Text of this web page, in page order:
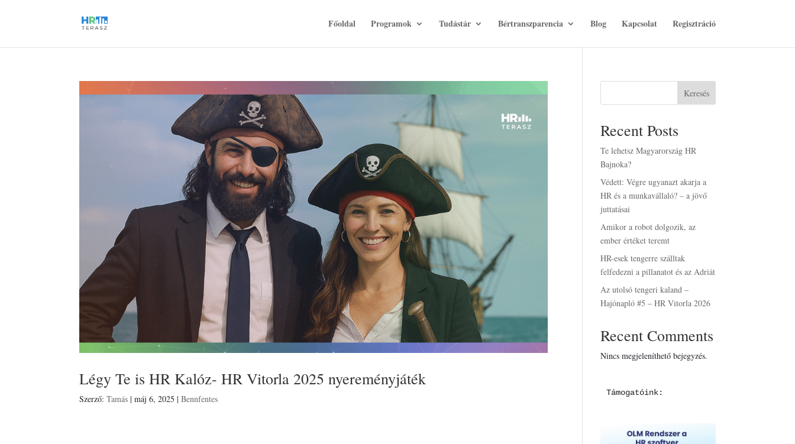
Főoldal Programok Tudástár Bértranszparencia Blog Kapcsolat Regisztráció
Légy Te is HR Kalóz- HR Vitorla 2025 nyereményjáték
Szerző:Tamás |máj 6, 2025 |Bennfentes
Keresés
Recent Posts
Te lehetsz Magyarország HR
Bajnoka?
Védett: Végre ugyanazt akarja a
HR és a munkavállaló? – a jövő
juttatásai
Amikor a robot dolgozik, az
ember értéket teremt
HR-esek tengerre szálltak
felfedezni a pillanatot és az Adriát
Az utolsó tengeri kaland –
Hajónapló #5 – HR Vitorla 2026
Recent Comments
Nincs megjeleníthető bejegyzés.
Támogatóink: